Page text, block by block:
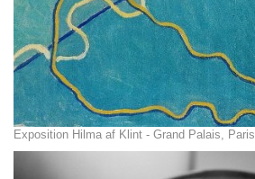
Exposition Hilma af Klint - Grand Palais, Paris